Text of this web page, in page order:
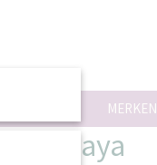
MERKEN
papaya